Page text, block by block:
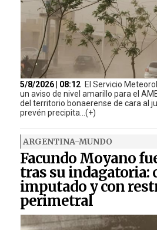
5/8/2026 | 08:12 El Servicio
un aviso de nivel amarillo para el
del territorio bonaerense de cara al
prevén precipita...(+)
ARGENTINA-MUNDO
Facundo Moyano
tras su indagatoria:
imputado y con
perimetral